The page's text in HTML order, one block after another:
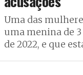
Uma das
uma menina de
de 2022, e que